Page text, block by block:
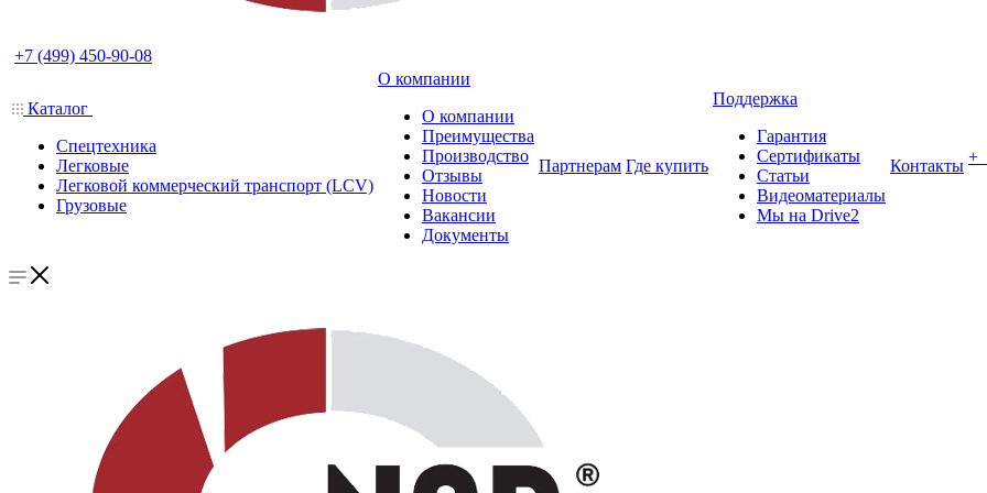
+7 (499) 450-90-08
Каталог
Спецтехника
Легковые
Легковой коммерческий транспорт (LCV)
Грузовые
О компании
О компании
Преимущества
Производство
Отзывы
Новости
Вакансии
Документы
Партнерам Где купить
Поддержка
Гарантия
Сертификаты
Статьи
Видеоматериалы
Мы на Drive2
Контакты +